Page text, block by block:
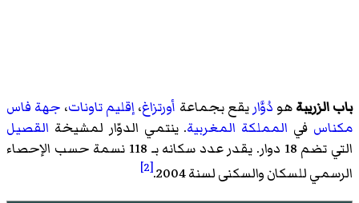
باب الزريبةهو دُوَّاريقع بجماعة أورتزاغ،إقليم تاونات، جهة فاس
مكناس في المملكة المغربية. ينتمي الدوّار لمشيخة القصيل
التي تضم 18 دوار. يقدر عدد سكانه بـ 118 نسمة حسب الإحصاء
الرسمي للسكان والسكنى لسنة 2004.
[2]